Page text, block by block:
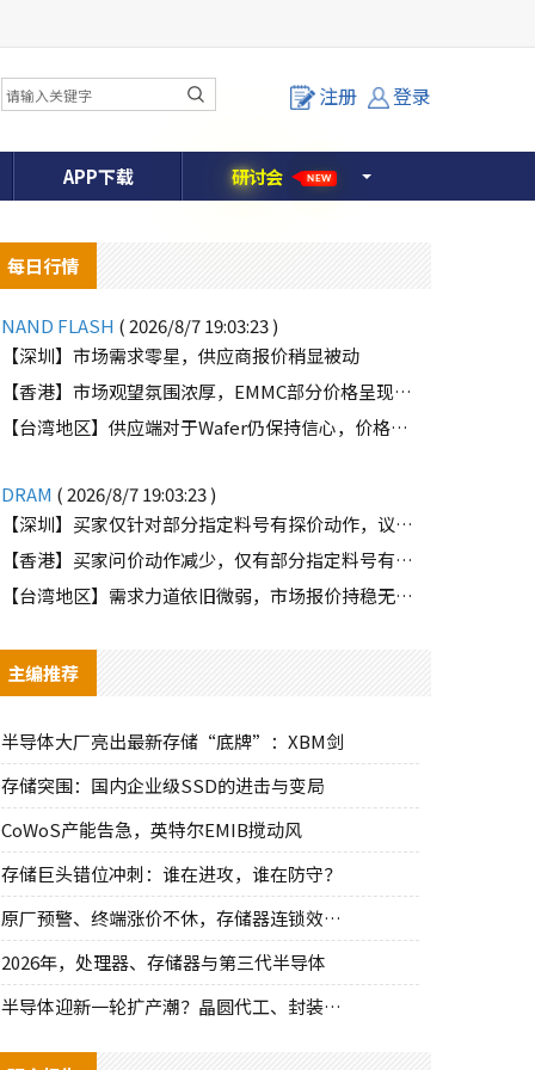
注册 登录
APP下载 研讨会 NEW
每日行情
NAND FLASH ( 2026/8/7 19:03:23 )
【深圳】市场需求零星，供应商报价稍显被动
【香港】市场观望氛围浓厚，EMMC部分价格呈现下滑趋势
【台湾地区】供应端对于Wafer仍保持信心，价格微幅上扬且惜售态度不变
DRAM ( 2026/8/7 19:03:23 )
【深圳】买家仅针对部分指定料号有探价动作，议价动作有所减少
【香港】买家问价动作减少，仅有部分指定料号有零星询单动作
【台湾地区】需求力道依旧微弱，市场报价持稳无明显波动
主编推荐
半导体大厂亮出最新存储“底牌”：XBM剑
存储突围：国内企业级SSD的进击与变局
CoWoS产能告急，英特尔EMIB搅动风
存储巨头错位冲刺：谁在进攻，谁在防守？
原厂预警、终端涨价不休，存储器连锁效应持
2026年，处理器、存储器与第三代半导体
半导体迎新一轮扩产潮？晶圆代工、封装、光